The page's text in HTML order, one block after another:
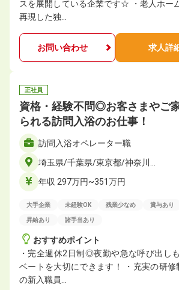
スを展開している企業です☆ ・老人ホー
再現した独…
お問い合わせ 求人詳
正社員
資格・経験不問◎お客さまやご
られる訪問入浴のお仕事！
訪問入浴オペレーター職
埼玉県/千葉県/東京都/神奈川…
年収 297万円~351万円
大手企業 未経験OK 残業少なめ 賞与あり
昇給あり 諸手当あり
おすすめポイント
・完全週休2日制◎夜勤や急な呼び出し
ベートを大切にできます！ ・充実の研修
の新入職員…